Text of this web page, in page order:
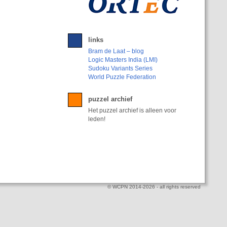
links
Bram de Laat – blog
Logic Masters India (LMI)
Sudoku Variants Series
World Puzzle Federation
puzzel archief
Het puzzel archief is alleen voor
leden!
© WCPN 2014-2026 - all rights reserved